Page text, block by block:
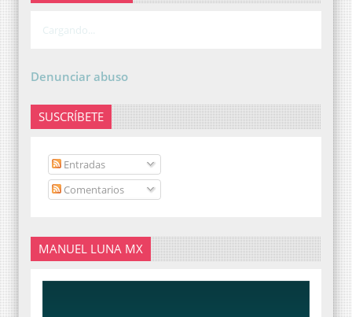
Cargando...
Denunciar abuso
SUSCRÍBETE
Entradas
Comentarios
MANUEL LUNA MX